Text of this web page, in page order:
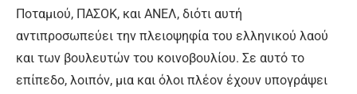
Ποταμιού, ΠΑΣΟΚ, και ΑΝΕΛ, διότι αυτή
αντιπροσωπεύει την πλειοψηφία του ελληνικού λαού
και των βουλευτών του κοινοβουλίου. Σε αυτό το
επίπεδο, λοιπόν, μια και όλοι πλέον έχουν υπογράψει